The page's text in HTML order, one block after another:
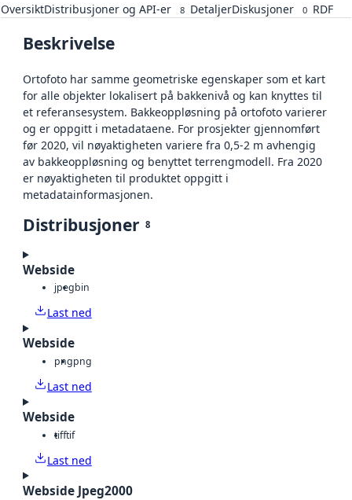
OversiktDistribusjoner og API-er 8 DetaljerDiskusjoner 0 RDF
Beskrivelse
Ortofoto har samme geometriske egenskaper som et kart
for alle objekter lokalisert på bakkenivå og kan knyttes til
et referansesystem. Bakkeoppløsning på ortofoto varierer
og er oppgitt i metadataene. For prosjekter gjennomført
før 2020, vil nøyaktigheten variere fra 0,5-2 m avhengig
av bakkeoppløsning og benyttet terrengmodell. Fra 2020
er nøyaktigheten til produktet oppgitt i
metadatainformasjonen.
Distribusjoner 8
Webside
jpegbin
Last ned
Webside
pngpng
Last ned
Webside
tifftif
Last ned
Webside Jpeg2000